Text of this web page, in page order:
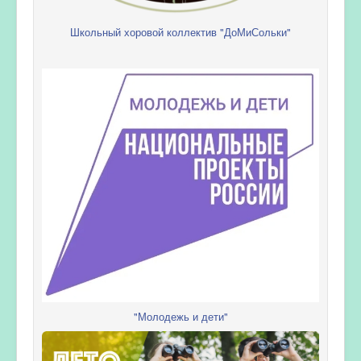
Школьный хоровой коллектив "ДоМиСольки"
"Молодежь и дети"